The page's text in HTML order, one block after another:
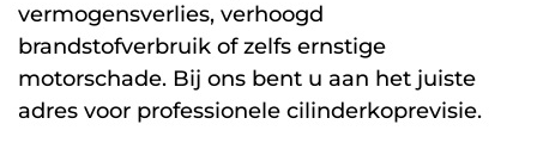
vermogensverlies, verhoogd
brandstofverbruik of zelfs ernstige
motorschade. Bij ons bent u aan het juiste
adres voor professionele cilinderkoprevisie.